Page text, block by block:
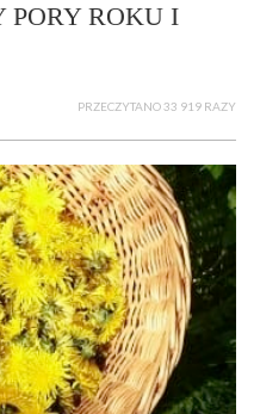
PORY ROKU I
PRZECZYTANO 33 919 RAZY